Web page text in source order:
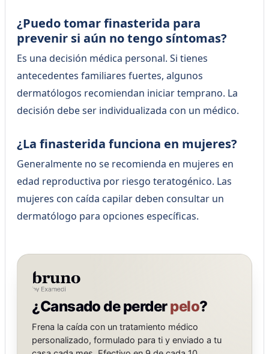
¿Puedo tomar finasterida para
prevenir si aún no tengo síntomas?
Es una decisión médica personal. Si tienes
antecedentes familiares fuertes, algunos
dermatólogos recomiendan iniciar temprano. La
decisión debe ser individualizada con un médico.
¿La finasterida funciona en mujeres?
Generalmente no se recomienda en mujeres en
edad reproductiva por riesgo teratogénico. Las
mujeres con caída capilar deben consultar un
dermatólogo para opciones específicas.
¿Cansado de perderpelo?
Frena la caída con un tratamiento médico
personalizado, formulado para ti y enviado a tu